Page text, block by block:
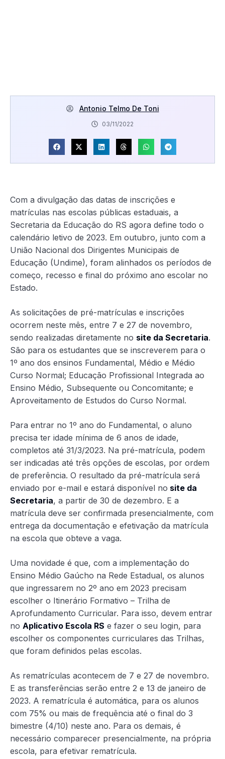
Antonio Telmo De Toni
03/11/2022
Com a divulgação das datas de inscrições e
matrículas nas escolas públicas estaduais, a
Secretaria da Educação do RS agora define todo o
calendário letivo de 2023. Em outubro, junto com a
União Nacional dos Dirigentes Municipais de
Educação (Undime), foram alinhados os períodos de
começo, recesso e final do próximo ano escolar no
Estado.
As solicitações de pré-matrículas e inscrições
ocorrem neste mês, entre 7 e 27 de novembro,
sendo realizadas diretamente no site da Secretaria.
São para os estudantes que se inscreverem para o
1º ano dos ensinos Fundamental, Médio e Médio
Curso Normal; Educação Profissional Integrada ao
Ensino Médio, Subsequente ou Concomitante; e
Aproveitamento de Estudos do Curso Normal.
Para entrar no 1º ano do Fundamental, o aluno
precisa ter idade mínima de 6 anos de idade,
completos até 31/3/2023. Na pré-matrícula, podem
ser indicadas até três opções de escolas, por ordem
de preferência. O resultado da pré-matrícula será
enviado por e-mail e estará disponível no site da
Secretaria, a partir de 30 de dezembro. E a
matrícula deve ser confirmada presencialmente, com
entrega da documentação e efetivação da matrícula
na escola que obteve a vaga.
Uma novidade é que, com a implementação do
Ensino Médio Gaúcho na Rede Estadual, os alunos
que ingressarem no 2º ano em 2023 precisam
escolher o Itinerário Formativo – Trilha de
Aprofundamento Curricular. Para isso, devem entrar
no Aplicativo Escola RS e fazer o seu login, para
escolher os componentes curriculares das Trilhas,
que foram definidos pelas escolas.
As rematrículas acontecem de 7 e 27 de novembro.
E as transferências serão entre 2 e 13 de janeiro de
2023. A rematrícula é automática, para os alunos
com 75% ou mais de frequência até o final do 3
bimestre (4/10) neste ano. Para os demais, é
necessário comparecer presencialmente, na própria
escola, para efetivar rematrícula.